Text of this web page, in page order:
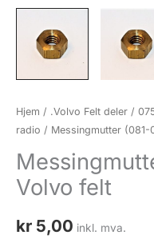
Hjem / .Volvo Felt deler /
radio / Messingmutter
Volvo felt
kr 5,00 inkl. mva.